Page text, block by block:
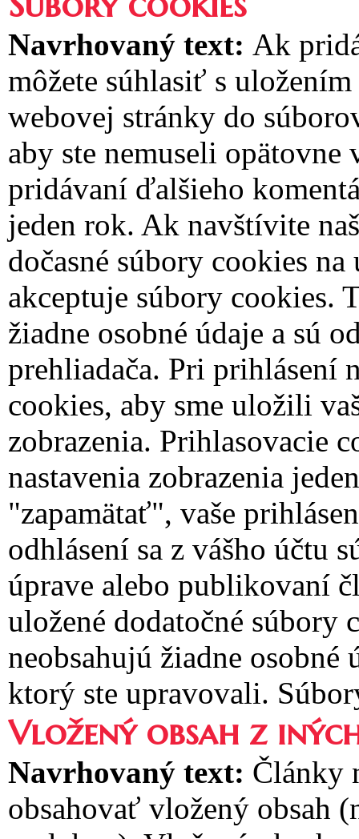
Navrhovaný text: Ak
môžete súhlasiť s
webovej stránky do
aby ste nemuseli
pridávaní ďalšieho
jeden rok. Ak navštívite
dočasné súbory cookies
akceptuje súbory cookies.
žiadne osobné údaje a sú
prehliadača. Pri prihlásení
cookies, aby sme uložili
zobrazenia. Prihlasovacie
nastavenia zobrazenia
"zapamätať", vaše
odhlásení sa z vášho účtu
úprave alebo publikovaní
uložené dodatočné súbory
neobsahujú žiadne
ktorý ste upravovali.
Vložený obsah z
Navrhovaný text: Články
obsahovať vložený obsah